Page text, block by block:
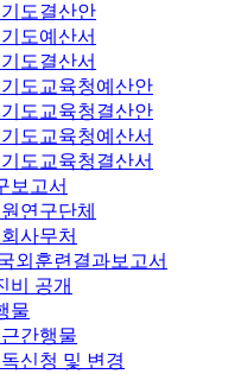
도결산안
도예산서
도결산서
도교육청예산안
도교육청결산안
도교육청예산서
도교육청결산서
보고서
연구단체
사무처
외훈련결과보고서
비 공개
물
간행물
신청 및 변경